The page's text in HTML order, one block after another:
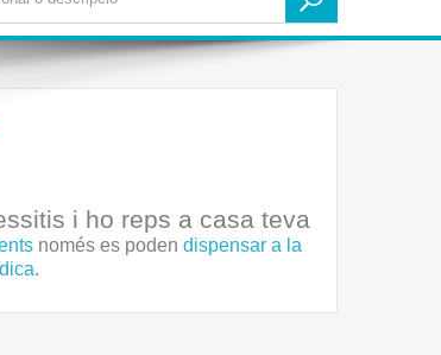
i ho reps a casa teva
només es poden dispensar a la